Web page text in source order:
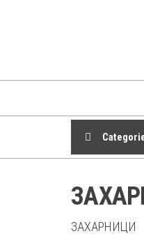
ЗАХАРНИЦИ